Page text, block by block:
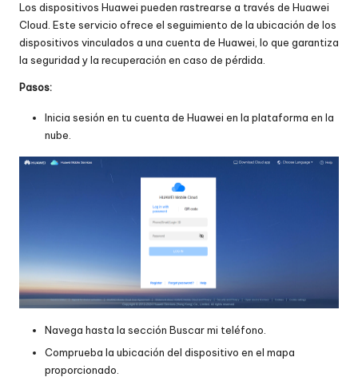
Los dispositivos Huawei pueden rastrearse a través de Huawei
Cloud. Este servicio ofrece el seguimiento de la ubicación de los
dispositivos vinculados a una cuenta de Huawei, lo que garantiza
la seguridad y la recuperación en caso de pérdida.
Pasos:
Inicia sesión en tu cuenta de Huawei en la plataforma en la
nube.
Navega hasta la sección Buscar mi teléfono.
Comprueba la ubicación del dispositivo en el mapa
proporcionado.